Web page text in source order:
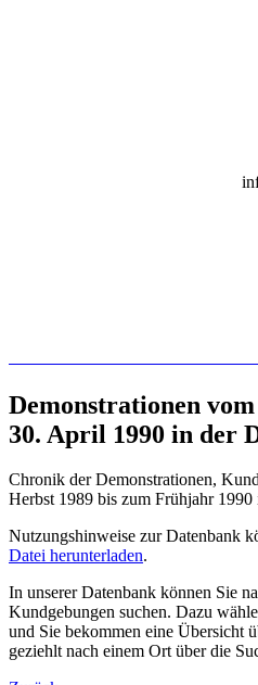
Demonstrationen
30. April 1990 in der
Chronik der Demonstrationen,
Herbst 1989 bis zum Frühjahr
Nutzungshinweise zur Datenbank
Datei herunterladen.
In unserer Datenbank können Sie
Kundgebungen suchen. Dazu
und Sie bekommen eine Übersicht
geziehlt nach einem Ort über die